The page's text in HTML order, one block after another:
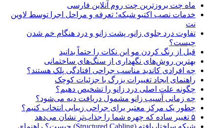
ماه چت بروزترین چت روم آنلاین فارسی
خدمات نصب اکتیو شبکه؛ تعرفه و مراحل اجرا توسط لاوین
نت
تفاوت درد جلوی زانو، پشت زانو و درد هنگام خم شدن
چیست؟
قبل از رنگ کردن مو این نکات را حتماً بدانید
بهترین روش‌های نگهداری از سنگ‌های ساختمانی
چه افرادی کاندید مناسب جراحی افتادگی پلک هستند؟
راهنمای ایجاد تغییرات بزرگ با جزئیات کوچک
چگونه علت اصلی درد زانو را تشخیص دهیم؟
چه زمانی آسیب زانو مشمول دریافت دیه می‌شود؟
چطور یک مرکز معتبر برای جراحی زیبایی انتخاب کنیم؟
۵ تغییر ساده که چهره شما را جذاب‌تر نشان می‌دهد
شبکه ساختاریافته (Structured Cabling) چیست؟ راهنمای